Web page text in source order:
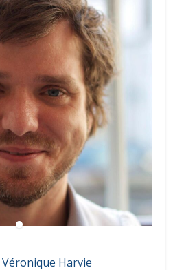
Véronique Harvie